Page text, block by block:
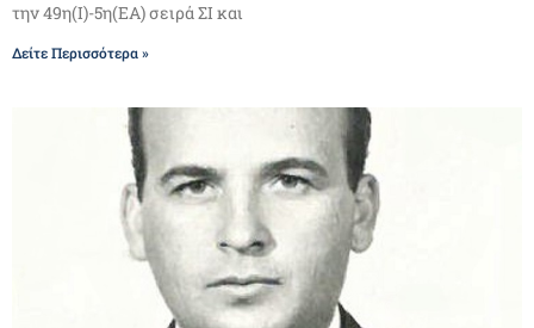
την 49η(Ι)-5η(ΕΑ) σειρά ΣΙ και
Δείτε Περισσότερα »